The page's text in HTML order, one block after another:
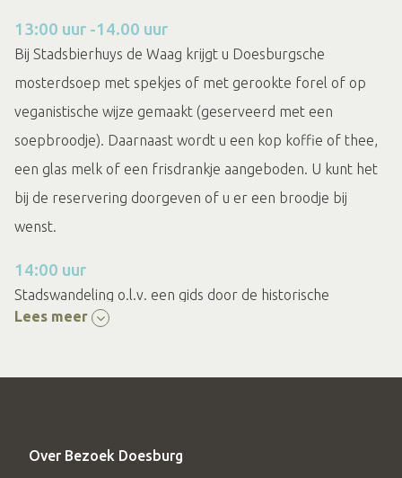
13:00 uur -14.00 uur
Bij Stadsbierhuys de Waag krijgt u Doesburgsche
mosterdsoep met spekjes of met gerookte forel of op
veganistische wijze gemaakt (geserveerd met een
soepbroodje). Daarnaast wordt u een kop koffie of thee,
een glas melk of een frisdrankje aangeboden. U kunt het
bij de reservering doorgeven of u er een broodje bij
wenst.
14:00 uur
Stadswandeling o.l.v. een gids door de historische
binnenstad van Doesburg
Kosten voor dit arrangement zijn: € 31,55
Lees meer
Over Bezoek Doesburg